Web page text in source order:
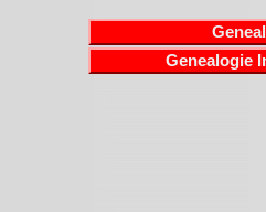
Genealogie